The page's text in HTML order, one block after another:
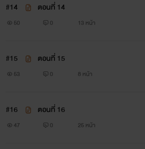
#14 ตอนที่ 14
50 0 13 หน้า
#15 ตอนที่ 15
53 0 8 หน้า
#16 ตอนที่ 16
47 0 25 หน้า